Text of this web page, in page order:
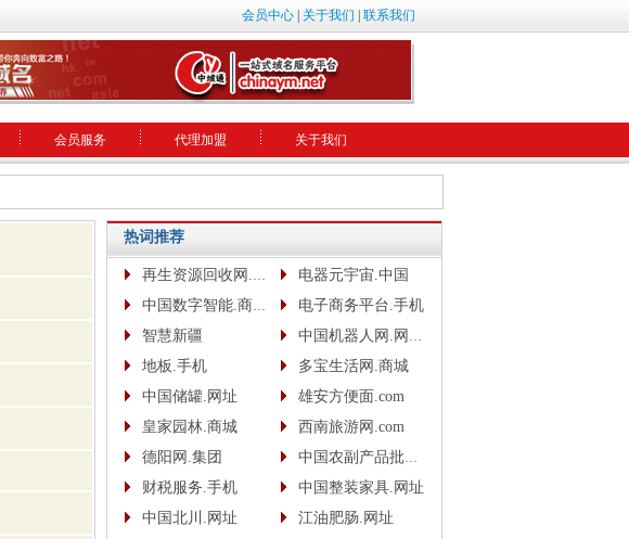
会员中心 关于我们 联系我们
会员服务 代理加盟 关于我们
热词推荐
再生资源回收网.网址
电器元宇宙.中国
中国数字智能.商城.网址.中文网
电子商务平台.手机
智慧新疆
中国机器人网.网址www.robotcn.top
地板.手机
多宝生活网.商城
中国储罐.网址
雄安方便面.com
皇家园林.商城
西南旅游网.com
德阳网.集团
中国农副产品批发网.com
财税服务.手机
中国整装家具.网址
中国北川.网址
江油肥肠.网址